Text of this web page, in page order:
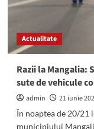
Albești:
întreruperilor
din
această
Actualitate
Razii la Mangalia:
sute de vehicule
admin
21 iunie
În noaptea de 20/
municipiului